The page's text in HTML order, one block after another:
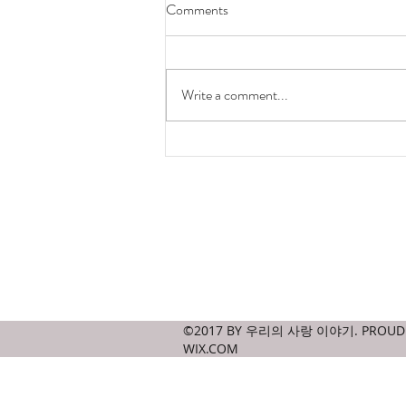
hong kong is ugly
Comments
Write a comment...
©2017 BY 우리의 사랑 이야기.
WIX.COM